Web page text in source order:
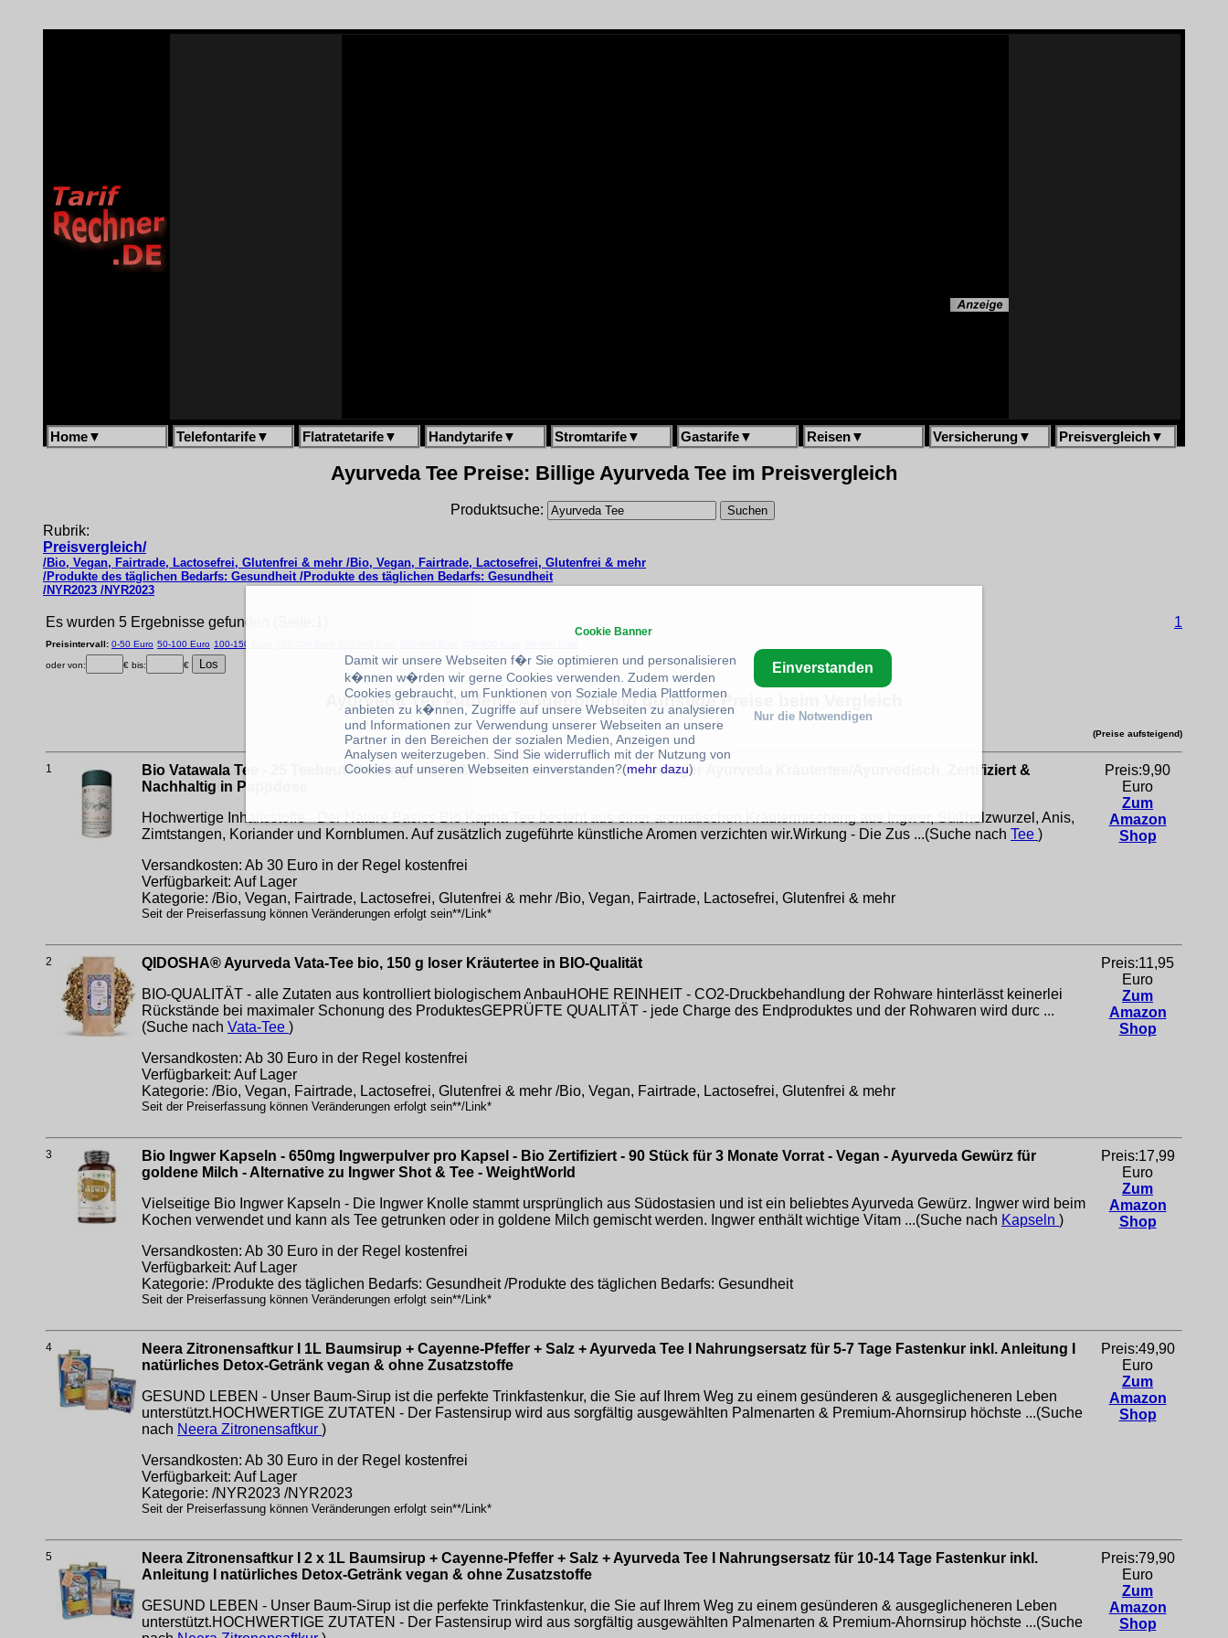
Home▼ Telefontarife▼ Flatratetarife▼ Handytarife▼ Stromtarife▼ Gastarife▼ Reisen▼ Versicherung▼ Preisvergleich▼
Ayurveda Tee Preise: Billige Ayurveda Tee im Preisvergleich
Produktsuche:
Rubrik:
Preisvergleich/
/Bio, Vegan, Fairtrade, Lactosefrei, Glutenfrei & mehr /Bio, Vegan, Fairtrade, Lactosefrei, Glutenfrei & mehr
/Produkte des täglichen Bedarfs: Gesundheit /Produkte des täglichen Bedarfs: Gesundheit
/NYR2023 /NYR2023
Es wurden 5 Ergebnisse gefunden (Seite:1): 1
Preisintervall: 0-50 Euro 50-100 Euro 100-150 Euro
oder von: € bis: €
Ayurveda Tee kaufen --Angebote und günstige Preise beim Vergleich
(Preise aufsteigend)
1
Bio Vatawala Tee - 25 Teebeutel/mit Ingwer, Süßholzwurzel und Anis/hochwertiger Ayurveda Kräutertee/Ayurvedisch, Zertifiziert &
Nachhaltig in Pappdose
Hochwertige Inhaltsstoffe - Der Nature Basics Bio Kapha Tee besteht aus einer aromatischen Kräutermischung aus Ingwer, Süßholzwurzel, Anis,
Zimtstangen, Koriander und Kornblumen. Auf zusätzlich zugeführte künstliche Aromen verzichten wir.Wirkung - Die Zus ...(Suche nach Tee )
Versandkosten: Ab 30 Euro in der Regel kostenfrei
Verfügbarkeit: Auf Lager
Kategorie: /Bio, Vegan, Fairtrade, Lactosefrei, Glutenfrei & mehr /Bio, Vegan, Fairtrade, Lactosefrei, Glutenfrei & mehr
Seit der Preiserfassung können Veränderungen erfolgt sein**/Link*
Preis:9,90
Euro
Zum
Amazon
Shop
2
QIDOSHA® Ayurveda Vata-Tee bio, 150 g loser Kräutertee in BIO-Qualität
BIO-QUALITÄT - alle Zutaten aus kontrolliert biologischem AnbauHOHE REINHEIT - CO2-Druckbehandlung der Rohware hinterlässt keinerlei
Rückstände bei maximaler Schonung des ProduktesGEPRÜFTE QUALITÄT - jede Charge des Endproduktes und der Rohwaren wird durc ...
(Suche nach Vata-Tee )
Versandkosten: Ab 30 Euro in der Regel kostenfrei
Verfügbarkeit: Auf Lager
Kategorie: /Bio, Vegan, Fairtrade, Lactosefrei, Glutenfrei & mehr /Bio, Vegan, Fairtrade, Lactosefrei, Glutenfrei & mehr
Seit der Preiserfassung können Veränderungen erfolgt sein**/Link*
Preis:11,95
Euro
Zum
Amazon
Shop
3
Bio Ingwer Kapseln - 650mg Ingwerpulver pro Kapsel - Bio Zertifiziert - 90 Stück für 3 Monate Vorrat - Vegan - Ayurveda Gewürz für
goldene Milch - Alternative zu Ingwer Shot & Tee - WeightWorld
Vielseitige Bio Ingwer Kapseln - Die Ingwer Knolle stammt ursprünglich aus Südostasien und ist ein beliebtes Ayurveda Gewürz. Ingwer wird beim
Kochen verwendet und kann als Tee getrunken oder in goldene Milch gemischt werden. Ingwer enthält wichtige Vitam ...(Suche nach Kapseln )
Versandkosten: Ab 30 Euro in der Regel kostenfrei
Verfügbarkeit: Auf Lager
Kategorie: /Produkte des täglichen Bedarfs: Gesundheit /Produkte des täglichen Bedarfs: Gesundheit
Seit der Preiserfassung können Veränderungen erfolgt sein**/Link*
Preis:17,99
Euro
Zum
Amazon
Shop
4
Neera Zitronensaftkur I 1L Baumsirup + Cayenne-Pfeffer + Salz + Ayurveda Tee I Nahrungsersatz für 5-7 Tage Fastenkur inkl. Anleitung I
natürliches Detox-Getränk vegan & ohne Zusatzstoffe
GESUND LEBEN - Unser Baum-Sirup ist die perfekte Trinkfastenkur, die Sie auf Ihrem Weg zu einem gesünderen & ausgeglicheneren Leben
unterstützt.HOCHWERTIGE ZUTATEN - Der Fastensirup wird aus sorgfältig ausgewählten Palmenarten & Premium-Ahornsirup höchste ...(Suche
nach Neera Zitronensaftkur )
Versandkosten: Ab 30 Euro in der Regel kostenfrei
Verfügbarkeit: Auf Lager
Kategorie: /NYR2023 /NYR2023
Seit der Preiserfassung können Veränderungen erfolgt sein**/Link*
Preis:49,90
Euro
Zum
Amazon
Shop
5
Neera Zitronensaftkur I 2 x 1L Baumsirup + Cayenne-Pfeffer + Salz + Ayurveda Tee I Nahrungsersatz für 10-14 Tage Fastenkur inkl.
Anleitung I natürliches Detox-Getränk vegan & ohne Zusatzstoffe
GESUND LEBEN - Unser Baum-Sirup ist die perfekte Trinkfastenkur, die Sie auf Ihrem Weg zu einem gesünderen & ausgeglicheneren Leben
unterstützt.HOCHWERTIGE ZUTATEN - Der Fastensirup wird aus sorgfältig ausgewählten Palmenarten & Premium-Ahornsirup höchste ...(Suche
Preis:79,90
Euro
Zum
Amazon
Shop
Cookie Banner
Damit wir unsere Webseiten f�r Sie optimieren und personalisieren
k�nnen w�rden wir gerne Cookies verwenden. Zudem werden
Cookies gebraucht, um Funktionen von Soziale Media Plattformen
anbieten zu k�nnen, Zugriffe auf unsere Webseiten zu analysieren
und Informationen zur Verwendung unserer Webseiten an unsere
Partner in den Bereichen der sozialen Medien, Anzeigen und
Analysen weiterzugeben. Sind Sie widerruflich mit der Nutzung von
Cookies auf unseren Webseiten einverstanden?(mehr dazu)
Einverstanden
Nur die Notwendigen